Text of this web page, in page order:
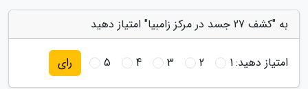
به "کشف 27 جسد در مرکز زامبیا" امتیاز دهید
امتیاز دهید:1
2
3
4
5 رای